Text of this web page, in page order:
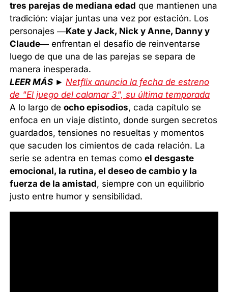
tres parejas de mediana edad que mantienen una
tradición: viajar juntas una vez por estación. Los
personajes —Kate y Jack, Nick y Anne, Danny y
Claude— enfrentan el desafío de reinventarse
luego de que una de las parejas se separa de
manera inesperada.
LEER MÁS ►Netflix anuncia la fecha de estreno
de "El juego del calamar 3", su última temporada
A lo largo deocho episodios, cada capítulo se
enfoca en un viaje distinto, donde surgen secretos
guardados, tensiones no resueltas y momentos
que sacuden los cimientos de cada relación. La
serie se adentra en temas comoel desgaste
emocional, la rutina, el deseo de cambio y la
fuerza de la amistad, siempre con un equilibrio
justo entre humor y sensibilidad.